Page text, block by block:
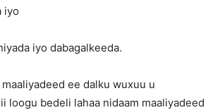
iyo
iyo dabagalkeeda.
ee dalku wuxuu u
loogu bedeli lahaa nidaam maaliyadeed